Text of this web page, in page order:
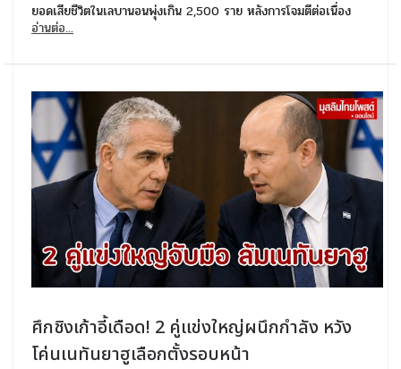
ยอดเสียชีวิตในเลบานอนพุ่งเกิน 2,500 ราย หลังการโจมตีต่อเนื่อง
อ่านต่อ...
ศึกชิงเก้าอี้เดือด! 2 คู่แข่งใหญ่ผนึกกำลัง หวัง
โค่นเนทันยาฮูเลือกตั้งรอบหน้า